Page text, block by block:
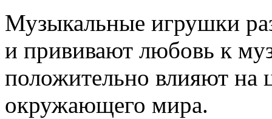
Музыкальные игрушки
и прививают любовь к
положительно влияют на
окружающего мира.